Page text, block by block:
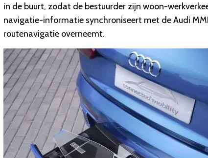
in de buurt, zodat de bestuurder zijn woon-
navigatie-informatie synchroniseert met de Audi
routenavigatie overneemt.